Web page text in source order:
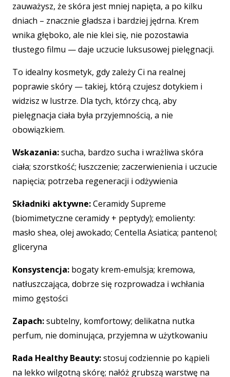
zauważysz, że skóra jest mniej napięta, a po kilku
dniach – znacznie gładsza i bardziej jędrna. Krem
wnika głęboko, ale nie klei się, nie pozostawia
tłustego filmu — daje uczucie luksusowej pielęgnacji.
To idealny kosmetyk, gdy zależy Ci na realnej
poprawie skóry — takiej, którą czujesz dotykiem i
widzisz w lustrze. Dla tych, którzy chcą, aby
pielęgnacja ciała była przyjemnością, a nie
obowiązkiem.
Wskazania:sucha, bardzo sucha i wrażliwa skóra
ciała; szorstkość; łuszczenie; zaczerwienienia i uczucie
napięcia; potrzeba regeneracji i odżywienia
Składniki aktywne:Ceramidy Supreme
(biomimetyczne ceramidy + peptydy); emolienty:
masło shea, olej awokado; Centella Asiatica; pantenol;
gliceryna
Konsystencja: bogaty krem-emulsja; kremowa,
natłuszczająca, dobrze się rozprowadza i wchłania
mimo gęstości
Zapach:subtelny, komfortowy; delikatna nutka
perfum, nie dominująca, przyjemna w użytkowaniu
Rada Healthy Beauty:stosuj codziennie po kąpieli
na lekko wilgotną skórę; nałóż grubszą warstwę na